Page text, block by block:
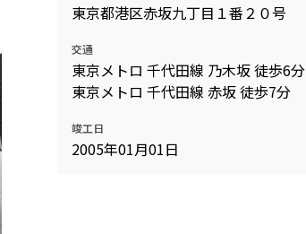
東京都港区赤坂九丁目１番２０号
交通
東京メトロ 千代田線 乃木坂 徒歩6分
東京メトロ 千代田線 赤坂 徒歩7分
竣工日
2005年01月01日